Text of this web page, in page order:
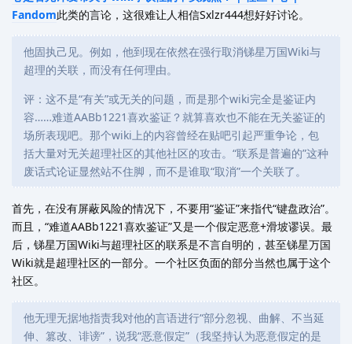
Fandom此类的言论，这很难让人相信Sxlzr444想好好讨论。
他固执己见。例如，他到现在依然在强行取消锑星万国Wiki与
超理的关联，而没有任何理由。
评：这不是“有关”或无关的问题，而是那个wiki完全是鉴证内
容……难道AABb1221喜欢鉴证？就算喜欢也不能在无关鉴证的
场所表现吧。那个wiki上的内容曾经在贴吧引起严重争论，包
括大量对无关超理社区的其他社区的攻击。“联系是普遍的”这种
废话式论证显然站不住脚，而不是谁取“取消”一个关联了。
首先，在没有屏蔽风险的情况下，不要用“鉴证”来指代“键盘政治”。
而且，“难道AABb1221喜欢鉴证”又是一个假定恶意+滑坡谬误。最
后，锑星万国Wiki与超理社区的联系是不言自明的，甚至锑星万国
Wiki就是超理社区的一部分。一个社区负面的部分当然也属于这个
社区。
他无理无据地指责我对他的言语进行“部分忽视、曲解、不当延
伸、篡改、诽谤”，说我“恶意假定”（我坚持认为恶意假定的是